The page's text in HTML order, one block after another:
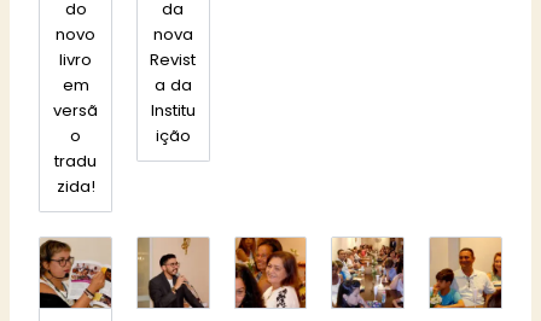
do
novo
livro
em
versã
o
tradu
zida!
da
nova
Revist
a da
Institu
ição